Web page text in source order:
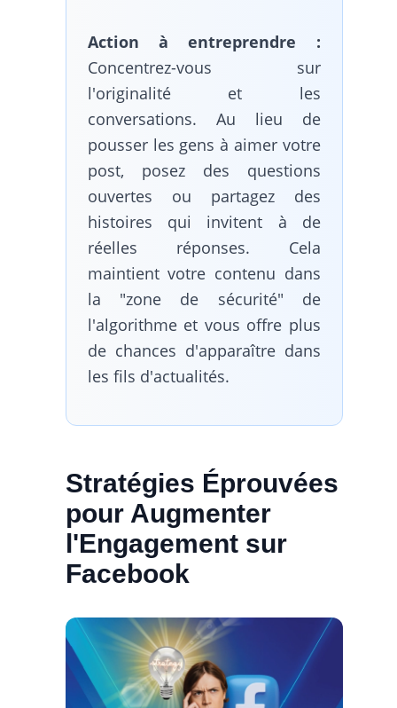
Action à entreprendre :
Concentrez-vous sur
l'originalité et les
conversations. Au lieu de
pousser les gens à aimer votre
post, posez des questions
ouvertes ou partagez des
histoires qui invitent à de
réelles réponses. Cela
maintient votre contenu dans
la "zone de sécurité" de
l'algorithme et vous offre plus
de chances d'apparaître dans
les fils d'actualités.
Stratégies Éprouvées
pour Augmenter
l'Engagement sur
Facebook